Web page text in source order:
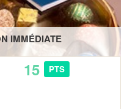
IMMÉDIATE
15 PTS